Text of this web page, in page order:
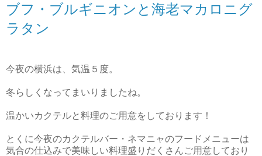
ブフ・ブルギニオンと海老マカロニグ
ラタン
今夜の横浜は、気温５度。
冬らしくなってまいりましたね。
温かいカクテルと料理のご用意をしております！
とくに今夜のカクテルバー・ネマニャのフードメニューは
気合の仕込みで美味しい料理盛りだくさんご用意しており